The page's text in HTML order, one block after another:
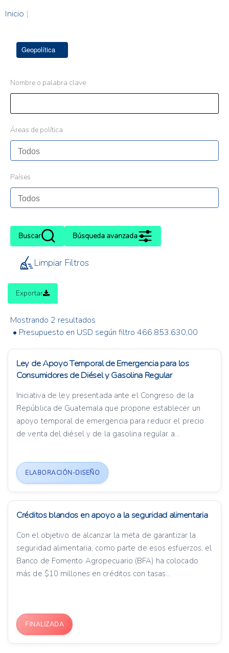
Inicio |
Geopolítica
Nombre o palabra clave
Áreas de política
Países
Buscar Búsqueda avanzada
Limpiar Filtros
Exportar
Mostrando 2 resultados
• Presupuesto en USD según filtro 466.853.630,00
Ley de Apoyo Temporal de Emergencia para los
Consumidores de Diésel y Gasolina Regular
Iniciativa de ley presentada ante el Congreso de la
República de Guatemala que propone establecer un
apoyo temporal de emergencia para reducir el precio
de venta del diésel y de la gasolina regular a...
ELABORACIÓN-DISEÑO
Créditos blandos en apoyo a la seguridad alimentaria
Con el objetivo de alcanzar la meta de garantizar la
seguridad alimentaria, como parte de esos esfuerzos, el
Banco de Fomento Agropecuario (BFA) ha colocado
más de $10 millones en créditos con tasas...
FINALIZADA